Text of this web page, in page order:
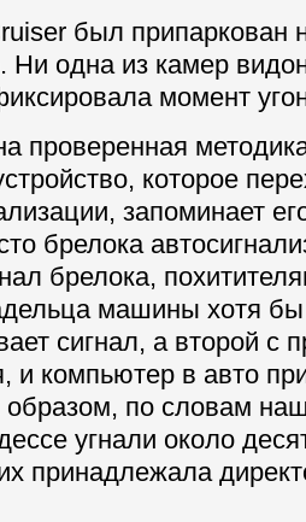
был припаркован
Ни одна из камер
момент
проверенная
которое
запоминает
брелока
брелока,
машины хотя
сигнал, а второй с
и компьютер в авто
по словам
угнали около
принадлежала